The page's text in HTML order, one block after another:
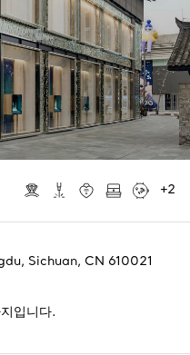
+2
, Sichuan, CN 610021
입니다.